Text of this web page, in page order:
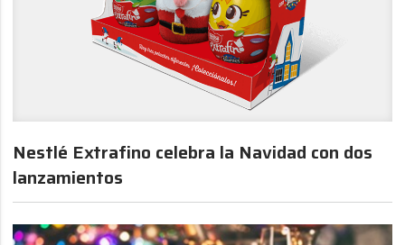
Nestlé Extrafino celebra la Navidad con dos
lanzamientos